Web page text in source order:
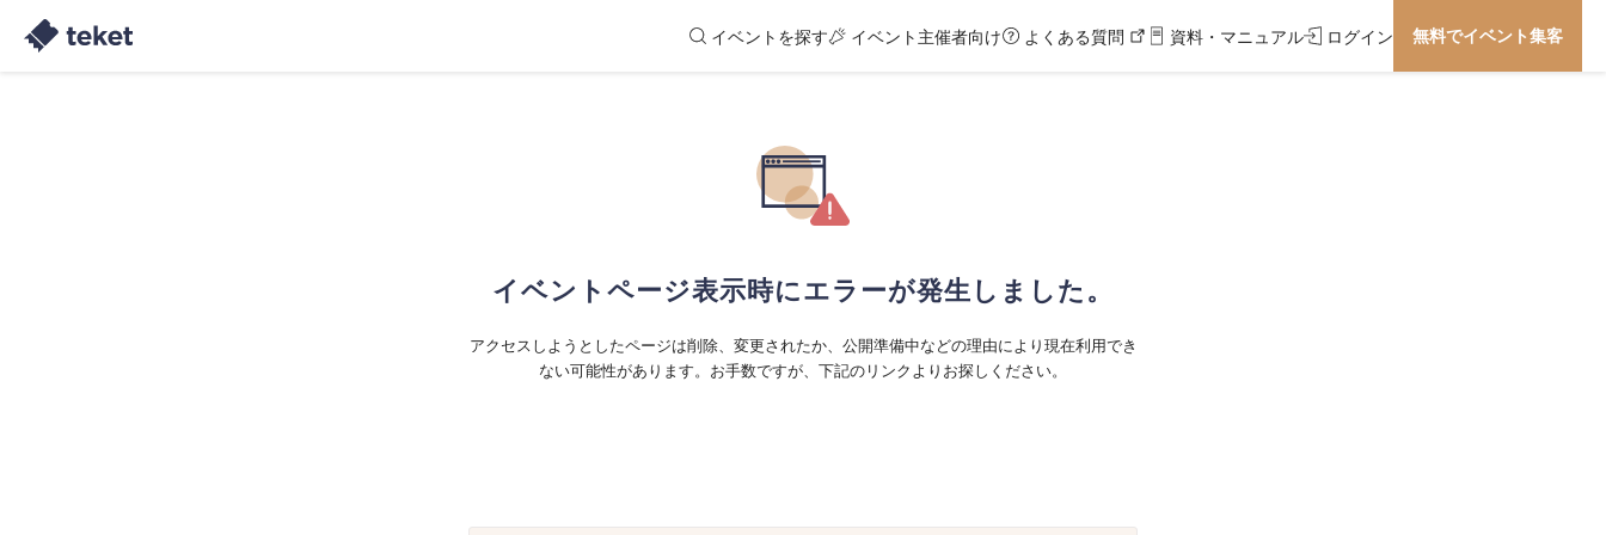
イベントを探す イベント主催者向け よくある質問 資料・マニュアル ログイン 無料でイベント集客
イベントページ表示時にエラーが発生しました。
アクセスしようとしたページは削除、変更されたか、公開準備中などの理由により現在利用でき
ない可能性があります。お手数ですが、下記のリンクよりお探しください。